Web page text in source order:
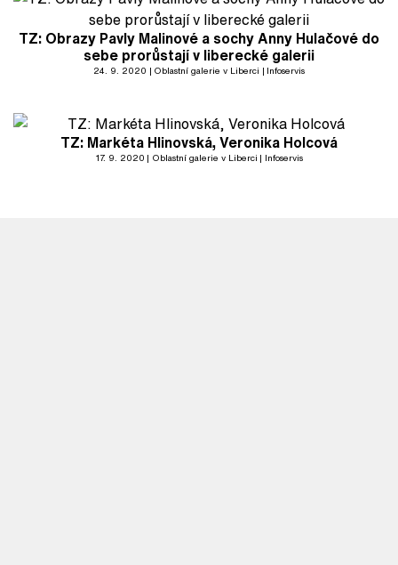
TZ: Obrazy Pavly Malinové a sochy Anny Hulačové do
sebe prorůstají v liberecké galerii
24. 9. 2020 Oblastní galerie v Liberci Infoservis
TZ: Markéta Hlinovská, Veronika Holcová
17. 9. 2020 Oblastní galerie v Liberci Infoservis